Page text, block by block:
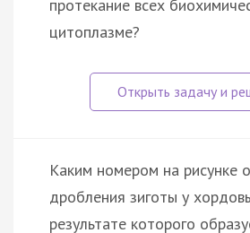
протекание всех
цитоплазме?
Каким номером на рисунке
дробления зиготы у
результате которого